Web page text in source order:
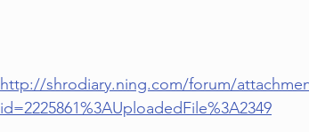
http://shrodiary.ning.com/forum/
id=2225861%3AUploadedFile%3A2349